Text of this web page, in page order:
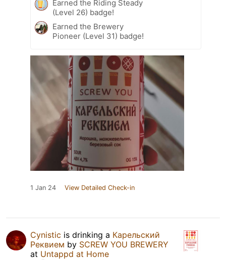
Earned the Riding Steady
(Level 26) badge!
Earned the Brewery
Pioneer (Level 31) badge!
1 Jan 24 View Detailed Check-in
Cynistic is drinking a Карельский
Реквием by SCREW YOU BREWERY
at Untappd at Home